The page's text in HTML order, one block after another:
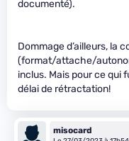
documenté).
Dommage d’ailleurs, la
(format/attache/
inclus. Mais pour ce qui
délai de rétractation!
misocard